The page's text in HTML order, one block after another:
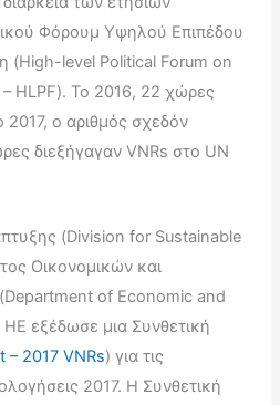
Φόρουμ Υψηλού Επιπέδου
(High-level Political Forum on
HLPF). Το 2016, 22 χώρες
2017, ο αριθμός σχεδόν
διεξήγαγαν VNRs στο UN
(Division for Sustainable
Οικονομικών και
of Economic and
εξέδωσε μια Συνθετική
– 2017 VNRs) για τις
2017. Η Συνθετική